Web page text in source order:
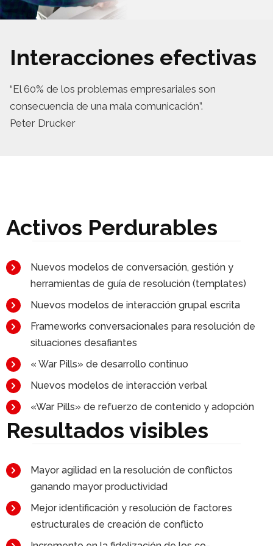
Interacciones efectivas
“El 60% de los problemas empresariales son
consecuencia de una mala comunicación”.
Peter Drucker
Activos Perdurables
Nuevos modelos de conversación, gestión y
herramientas de guía de resolución (templates)
Nuevos modelos de interacción grupal escrita
Frameworks conversacionales para resolución de
situaciones desafiantes
« War Pills» de desarrollo continuo
Nuevos modelos de interacción verbal
«War Pills» de refuerzo de contenido y adopción
Resultados visibles
Mayor agilidad en la resolución de conflictos
ganando mayor productividad
Mejor identificación y resolución de factores
estructurales de creación de conflicto